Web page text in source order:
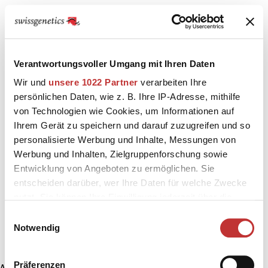
Verantwortungsvoller Umgang mit Ihren Daten
Wir und unsere 1022 Partner verarbeiten Ihre
persönlichen Daten, wie z. B. Ihre IP-Adresse, mithilfe
von Technologien wie Cookies, um Informationen auf
Ihrem Gerät zu speichern und darauf zuzugreifen und so
personalisierte Werbung und Inhalte, Messungen von
Werbung und Inhalten, Zielgruppenforschung sowie
Entwicklung von Angeboten zu ermöglichen. Sie
entscheiden darüber, wer Ihre Daten für welche Zwecke
Trigger Symbol ändern oder widerrufen
Notwendig
Präferenzen